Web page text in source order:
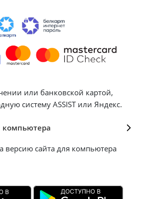
или банковской картой,
систему ASSIST или Яндекс.
компьютера
версию сайта для компьютера